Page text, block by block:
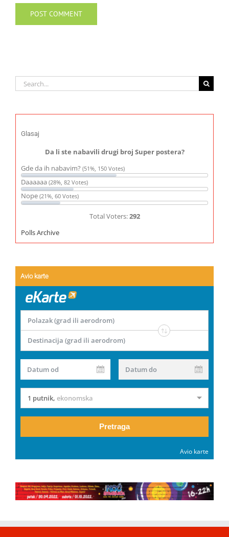
Search
for:
Glasaj
Da li ste nabavili drugi broj Super postera?
Gde da ih nabavim? (51%, 150 Votes)
Daaaaaa (28%, 82 Votes)
Nope (21%, 60 Votes)
Total Voters:292
Polls Archive
Avio karte
Polazak (grad ili aerodrom)
Destinacija (grad ili aerodrom)
Datum od Datum do
1 putnik, ekonomska
Pretraga
Avio karte